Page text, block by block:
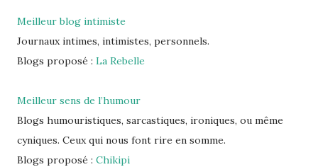
Meilleur blog intimiste
Journaux intimes, intimistes, personnels.
Blogs proposé : La Rebelle
Meilleur sens de l’humour
Blogs humouristiques, sarcastiques, ironiques, ou même
cyniques. Ceux qui nous font rire en somme.
Blogs proposé : Chikipi